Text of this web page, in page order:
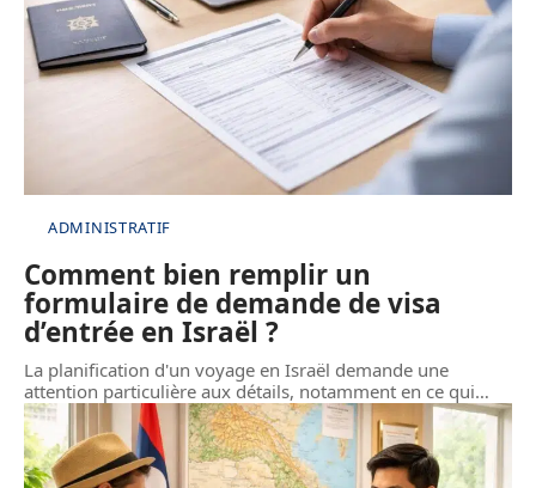
ADMINISTRATIF
Comment bien remplir un
formulaire de demande de visa
d’entrée en Israël ?
La planification d'un voyage en Israël demande une
attention particulière aux détails, notamment en ce qui…